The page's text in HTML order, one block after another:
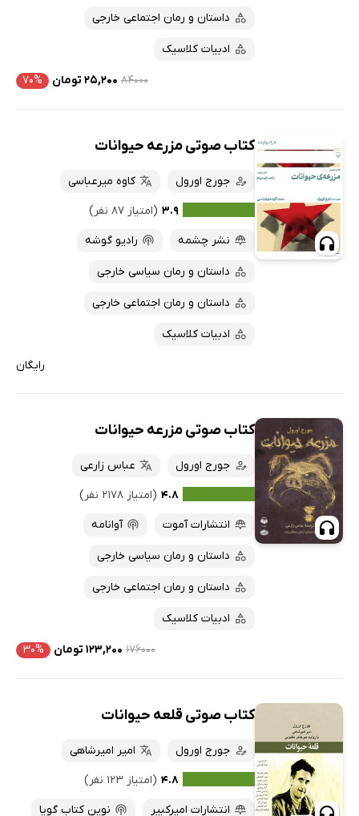
داستان و رمان اجتماعی خارجی
ادبیات کلاسیک
۸۴۰۰۰ ۲۵,۲۰۰ تومان ۷۰%
کتاب صوتی مزرعه حیوانات
جورج اورول
کاوه میرعباسی
۳.۹ (امتیاز ۸۷ نفر)
نشر چشمه
رادیو گوشه
داستان و رمان سیاسی خارجی
داستان و رمان اجتماعی خارجی
ادبیات کلاسیک
رایگان
کتاب صوتی مزرعه حیوانات
جورج اورول
عباس زارعی
۴.۸ (امتیاز ۲۱۷۸ نفر)
انتشارات آموت
آوانامه
داستان و رمان سیاسی خارجی
داستان و رمان اجتماعی خارجی
ادبیات کلاسیک
۱۷۶۰۰۰ ۱۲۳,۲۰۰ تومان ۳۰%
کتاب صوتی قلعه حیوانات
جورج اورول
امیر امیرشاهی
۴.۸ (امتیاز ۱۲۳ نفر)
انتشارات امیرکبیر
نوین کتاب گویا